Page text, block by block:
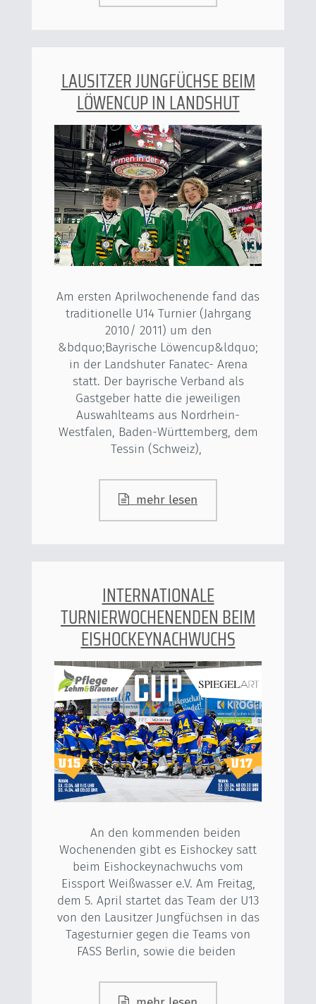
LAUSITZER JUNGFÜCHSE BEIM
LÖWENCUP IN LANDSHUT
Am ersten Aprilwochenende fand das
traditionelle U14 Turnier (Jahrgang
2010/ 2011) um den
&bdquo;Bayrische Löwencup&ldquo;
in der Landshuter Fanatec- Arena
statt. Der bayrische Verband als
Gastgeber hatte die jeweiligen
Auswahlteams aus Nordrhein-
Westfalen, Baden-Württemberg, dem
Tessin (Schweiz),
mehr lesen
INTERNATIONALE
TURNIERWOCHENENDEN BEIM
EISHOCKEYNACHWUCHS
An den kommenden beiden
Wochenenden gibt es Eishockey satt
beim Eishockeynachwuchs vom
Eissport Weißwasser e.V. Am Freitag,
dem 5. April startet das Team der U13
von den Lausitzer Jungfüchsen in das
Tagesturnier gegen die Teams von
FASS Berlin, sowie die beiden